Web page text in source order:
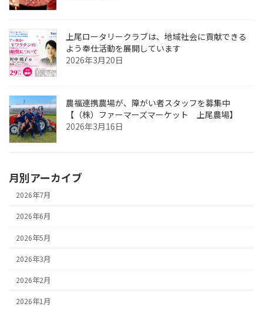
上尾ロータリークラブは、地域社会に貢献できる
よう奉仕活動を展開しています
2026年3月20日
農福連携農場が、障がい者スタッフを募集中
【（株）ファーマーズマーケット 上尾農場】
2026年3月16日
月別アーカイブ
2026年7月
2026年6月
2026年5月
2026年3月
2026年2月
2026年1月